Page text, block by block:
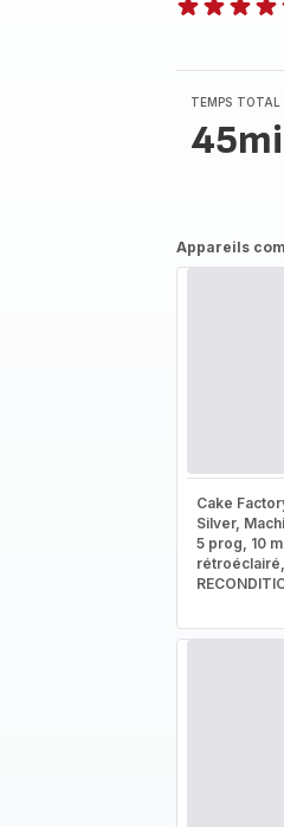
TEMPS TOTAL
Appareils
Cake
Silver,
5 prog, 10
rétroéclairé,